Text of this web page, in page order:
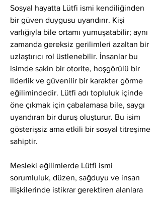
Sosyal hayatta Lütfi ismi kendiliğinden
bir güven duygusu uyandırır. Kişi
varlığıyla bile ortamı yumuşatabilir; aynı
zamanda gereksiz gerilimleri azaltan bir
uzlaştırıcı rol üstlenebilir. İnsanlar bu
isimde sakin bir otorite, hoşgörülü bir
liderlik ve güvenilir bir karakter görme
eğilimindedir. Lütfi adı topluluk içinde
öne çıkmak için çabalamasa bile, saygı
uyandıran bir duruş oluşturur. Bu isim
gösterişsiz ama etkili bir sosyal titreşime
sahiptir.
Mesleki eğilimlerde Lütfi ismi
sorumluluk, düzen, sağduyu ve insan
ilişkilerinde istikrar gerektiren alanlara